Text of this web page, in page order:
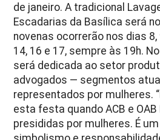
de janeiro. A tradicional
Escadarias da Basílica será
novenas ocorrerão nos dias 8,
14, 16 e 17, sempre às 19h.
será dedicada ao setor
advogados — segmentos
representados por mulheres.
esta festa quando ACB e OAB
presididas por mulheres. É